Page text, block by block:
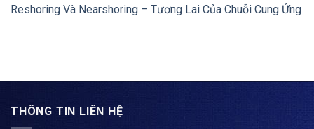
Reshoring Và Nearshoring – Tương Lai Của Chuỗi Cung Ứng
THÔNG TIN LIÊN HỆ